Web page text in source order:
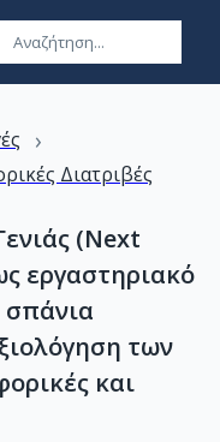
›
Διατριβές
(Next
εργαστηριακό
σπάνια
των
και